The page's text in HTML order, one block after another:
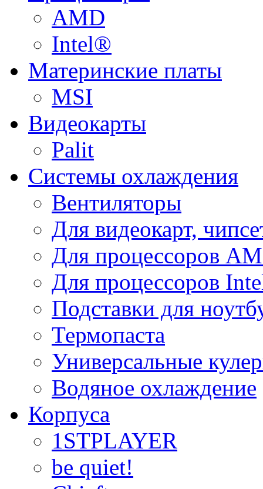
AMD
Intel®
Материнские платы
MSI
Видеокарты
Palit
Системы охлаждения
Вентиляторы
Для видеокарт,
Для процессоров
Для процессоров
Подставки для
Термопаста
Универсальные
Водяное охлаждение
Корпуса
1STPLAYER
be quiet!